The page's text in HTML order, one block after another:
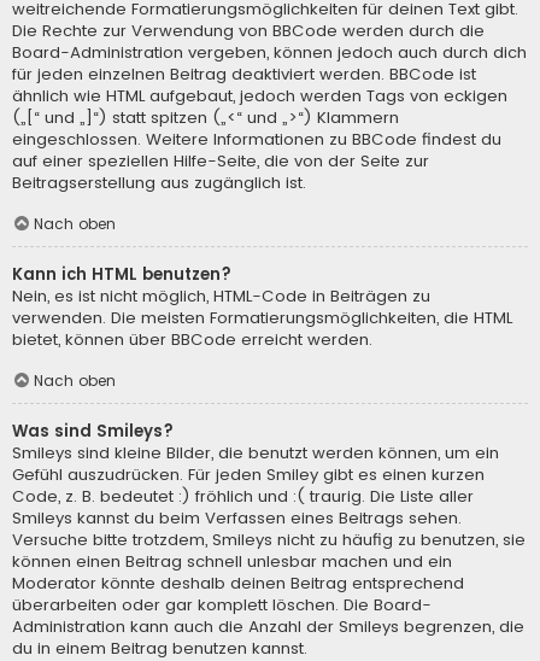
weitreichende Formatierungsmöglichkeiten für deinen Text gibt.
Die Rechte zur Verwendung von BBCode werden durch die
Board-Administration vergeben, können jedoch auch durch dich
für jeden einzelnen Beitrag deaktiviert werden. BBCode ist
ähnlich wie HTML aufgebaut, jedoch werden Tags von eckigen
(„[“ und „]“) statt spitzen („<“ und „>“) Klammern
eingeschlossen. Weitere Informationen zu BBCode findest du
auf einer speziellen Hilfe-Seite, die von der Seite zur
Beitragserstellung aus zugänglich ist.
Nach oben
Kann ich HTML benutzen?
Nein, es ist nicht möglich, HTML-Code in Beiträgen zu
verwenden. Die meisten Formatierungsmöglichkeiten, die HTML
bietet, können über BBCode erreicht werden.
Nach oben
Was sind Smileys?
Smileys sind kleine Bilder, die benutzt werden können, um ein
Gefühl auszudrücken. Für jeden Smiley gibt es einen kurzen
Code, z. B. bedeutet :) fröhlich und :( traurig. Die Liste aller
Smileys kannst du beim Verfassen eines Beitrags sehen.
Versuche bitte trotzdem, Smileys nicht zu häufig zu benutzen, sie
können einen Beitrag schnell unlesbar machen und ein
Moderator könnte deshalb deinen Beitrag entsprechend
überarbeiten oder gar komplett löschen. Die Board-
Administration kann auch die Anzahl der Smileys begrenzen, die
du in einem Beitrag benutzen kannst.